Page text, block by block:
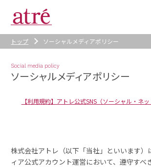
トップ ソーシャルメディアポリシー
Social media policy
ソーシャルメディアポリシー
【利用規約】アトレ公式SNS（ソーシャル・ネ
株式会社アトレ（以下「当社」といいます）
ィア公式アカウント運営において、遵守すべ